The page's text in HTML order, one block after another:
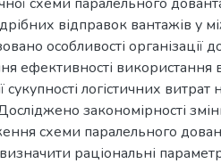
відправок вантажів у
особливості організації
ефективності використання
сукупності логістичних витрат
закономірності
схеми паралельного
раціональні